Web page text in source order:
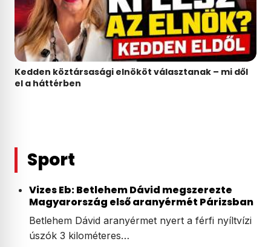
Kedden köztársasági elnököt választanak – mi dől
el a háttérben
Sport
Vizes Eb: Betlehem Dávid megszerezte
Magyarország első aranyérmét Párizsban
Betlehem Dávid aranyérmet nyert a férfi nyíltvízi
úszók 3 kilométeres…